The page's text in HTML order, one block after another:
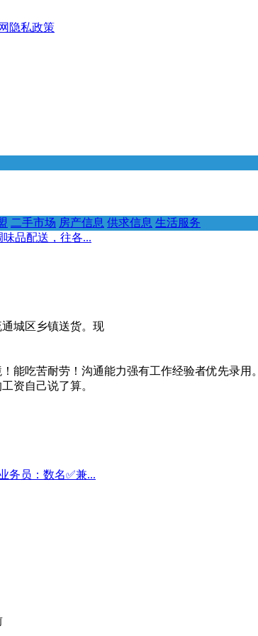
隐私政策
二手市场 房产信息 供求信息 生活服务
品配送，往各...
城区乡镇送货。现
能吃苦耐劳！沟通能力强有工作经验者优先录用。
资自己说了算。
务员：数名✅兼...